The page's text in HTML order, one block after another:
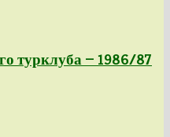
турклуба — 1986/87